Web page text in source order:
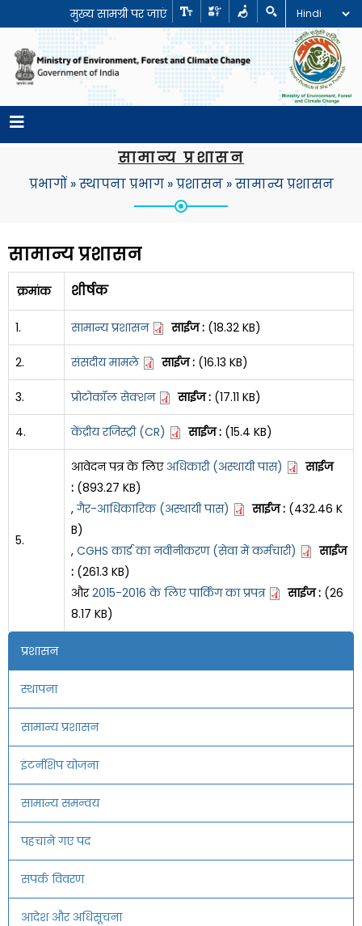
मुख्य सामग्री पर जाएं
सामान्य प्रशासन
प्रभागों»स्थापना प्रभाग»प्रशासन»सामान्य प्रशासन
प्रशासन
स्थापना
सामान्य प्रशासन
इंटर्नशिप योजना
सामान्य समन्वय
पहचाने गए पद
संपर्क विवरण
आदेश और अधिसूचना
सामान्य प्रशासन
क्रमांक शीर्षक
1. सामान्य प्रशासन साईज :(18.32 KB)
2. संसदीय मामले साईज :(16.13 KB)
3. प्रोटोकॉल सेक्शन साईज :(17.11 KB)
4. केंद्रीय रजिस्ट्री (CR) साईज :(15.4 KB)
5.
आवेदन पत्र के लिए अधिकारी (अस्थायी पास)
साईज
:(893.27 KB)
,गैर-आधिकारिक (अस्थायी पास) साईज :(432.46 K
B)
, CGHS कार्ड का नवीनीकरण (सेवा में कर्मचारी)
साईज
:(261.3 KB)
और2015-2016 के लिए पार्किंग का प्रपत्र साईज :(26
8.17 KB)